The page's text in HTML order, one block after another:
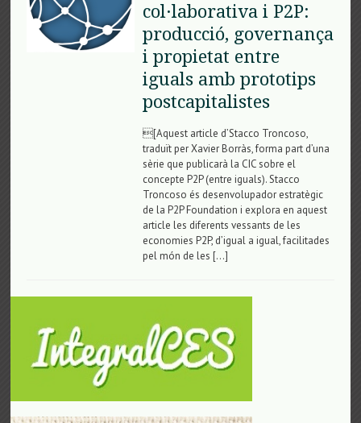
col·laborativa i P2P:
producció, governança
i propietat entre
iguals amb prototips
postcapitalistes
[Aquest article d’Stacco Troncoso,
traduït per Xavier Borràs, forma part d’una
sèrie que publicarà la CIC sobre el
concepte P2P (entre iguals). Stacco
Troncoso és desenvolupador estratègic
de la P2P Foundation i explora en aquest
article les diferents vessants de les
economies P2P, d’igual a igual, facilitades
pel món de les […]